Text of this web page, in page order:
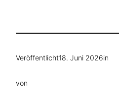
Veröffentlicht18. Juni 2026in
von